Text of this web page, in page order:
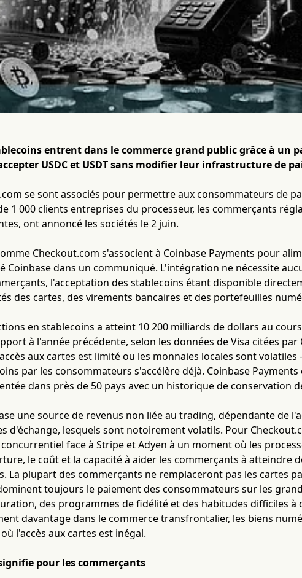
entrent dans le commerce grand public grâce à un
USDC et USDT sans modifier leur infrastructure de
se sont associés pour permettre aux consommateurs de
1 000 clients entreprises du processeur, les commerçants
ont annoncé les sociétés le 2 juin.
Checkout.com s'associent à Coinbase Payments pour
Coinbase dans un communiqué. L'intégration ne nécessite
l'acceptation des stablecoins étant disponible
des cartes, des virements bancaires et des portefeuilles
en stablecoins a atteint 10 200 milliards de dollars au
à l'année précédente, selon les données de Visa citées
aux cartes est limité ou les monnaies locales sont
par les consommateurs s'accélère déjà. Coinbase
dans près de 50 pays avec un historique de conservation
une source de revenus non liée au trading, dépendante de
d'échange, lesquels sont notoirement volatils. Pour
face à Stripe et Adyen à un moment où les
le coût et la capacité à aider les commerçants à atteindre
La plupart des commerçants ne remplaceront pas les cartes
toujours le paiement des consommateurs sur les
des programmes de fidélité et des habitudes difficiles à
davantage dans le commerce transfrontalier, les biens
l'accès aux cartes est inégal.
pour les commerçants